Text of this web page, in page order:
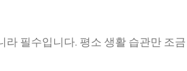
라 필수입니다. 평소 생활 습관만 조